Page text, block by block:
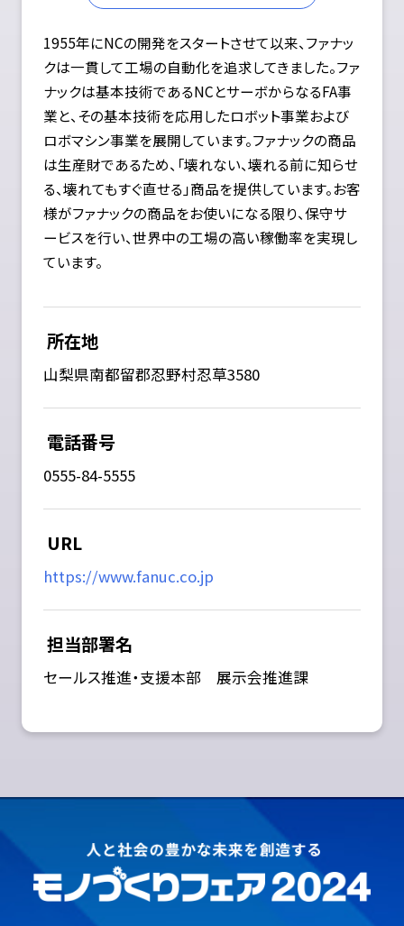
1955年にNCの開発をスタートさせて以来、ファナッ
クは一貫して工場の自動化を追求してきました。ファ
ナックは基本技術であるNCとサーボからなるFA事
業と、その基本技術を応用したロボット事業および
ロボマシン事業を展開しています。ファナックの商品
は生産財であるため、「壊れない、壊れる前に知らせ
る、壊れてもすぐ直せる」商品を提供しています。お客
様がファナックの商品をお使いになる限り、保守サ
ービスを行い、世界中の工場の高い稼働率を実現し
ています。
所在地
山梨県南都留郡忍野村忍草3580
電話番号
0555-84-5555
URL
https://www.fanuc.co.jp
担当部署名
セールス推進・支援本部 展示会推進課